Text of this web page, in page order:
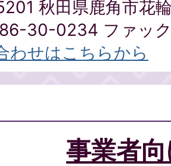
秋田県鹿角市花
30-0234 ファッ
わせはこちらから
事業者